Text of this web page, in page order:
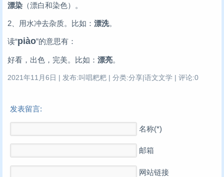
漂染 （漂白和染色）。
2、用水冲去杂质。比如： 漂洗。
读“piào”的意思有：
好看，出色，完美。比如： 漂亮。
2021年11月6日 | 发布:叫唱粑粑 | 分类:分享|语文文学 | 评论:0
发表留言:
名称(*)
邮箱
网站链接